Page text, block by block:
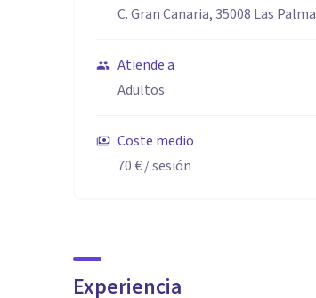
C. Gran Canaria, 35008 Las
Atiende a
Adultos
Coste medio
70 €/ sesión
Experiencia